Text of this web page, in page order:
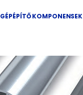
GÉPÉPÍTŐ KOMPONENSEK